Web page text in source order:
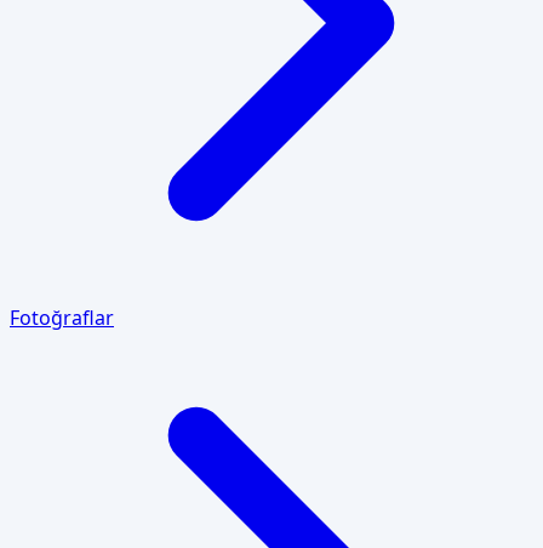
Fotoğraflar